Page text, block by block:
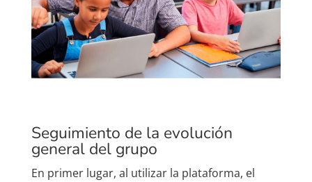
Seguimiento de la evolución
general del grupo
En primer lugar, al utilizar la plataforma, el